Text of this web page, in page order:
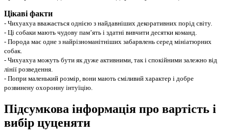
Цікаві факти
- Чихуахуа вважається однією з найдавніших декоративних порід світу.
- Ці собаки мають чудову памʼять і здатні вивчити десятки команд.
- Порода має одне з найрізноманітніших забарвлень серед мініатюрних
собак.
- Чихуахуа можуть бути як дуже активними, так і спокійними залежно від
лінії розведення.
- Попри маленький розмір, вони мають сміливий характер і добре
розвинену охоронну інтуїцію.
Підсумкова інформація про вартість і
вибір цуценяти